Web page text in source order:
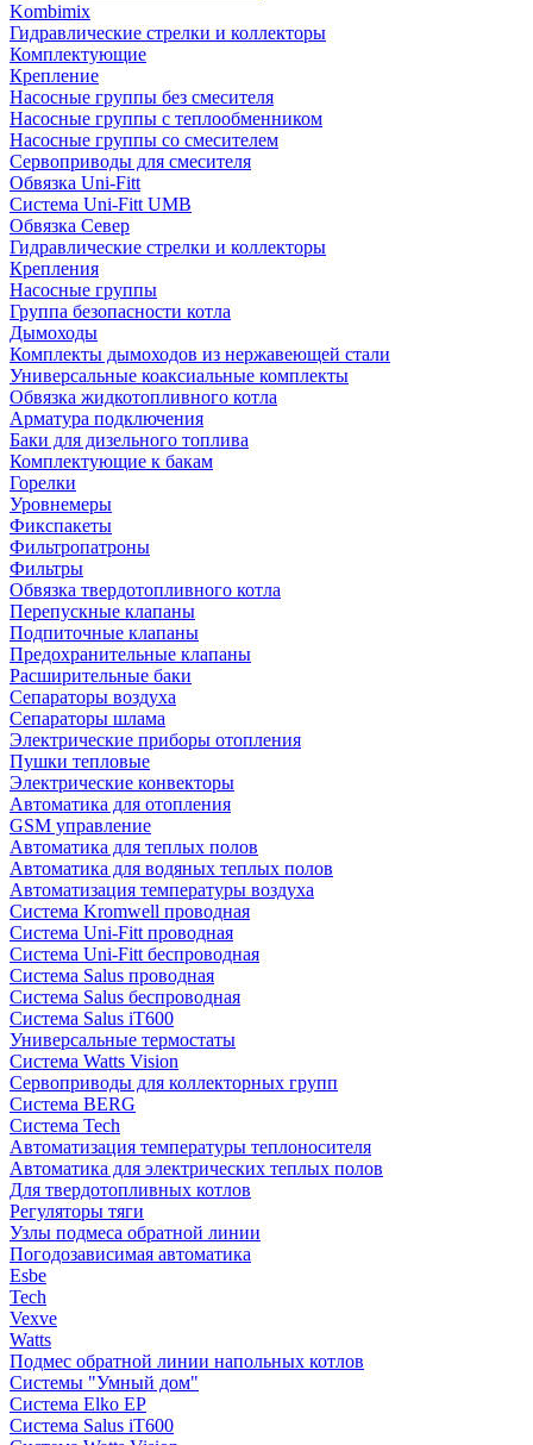
Kombimix
Гидравлические стрелки и коллекторы
Комплектующие
Крепление
Насосные группы без смесителя
Насосные группы с теплообменником
Насосные группы со смесителем
Сервоприводы для смесителя
Обвязка Uni-Fitt
Система Uni-Fitt UMB
Обвязка Север
Гидравлические стрелки и коллекторы
Крепления
Насосные группы
Группа безопасности котла
Дымоходы
Комплекты дымоходов из нержавеющей стали
Универсальные коаксиальные комплекты
Обвязка жидкотопливного котла
Арматура подключения
Баки для дизельного топлива
Комплектующие к бакам
Горелки
Уровнемеры
Фикспакеты
Фильтропатроны
Фильтры
Обвязка твердотопливного котла
Перепускные клапаны
Подпиточные клапаны
Предохранительные клапаны
Расширительные баки
Сепараторы воздуха
Сепараторы шлама
Электрические приборы отопления
Пушки тепловые
Электрические конвекторы
Автоматика для отопления
GSM управление
Автоматика для теплых полов
Автоматика для водяных теплых полов
Автоматизация температуры воздуха
Система Kromwell проводная
Система Uni-Fitt проводная
Система Uni-Fitt беспроводная
Система Salus проводная
Система Salus беспроводная
Система Salus iT600
Универсальные термостаты
Система Watts Vision
Сервоприводы для коллекторных групп
Система BERG
Система Tech
Автоматизация температуры теплоносителя
Автоматика для электрических теплых полов
Для твердотопливных котлов
Регуляторы тяги
Узлы подмеса обратной линии
Погодозависимая автоматика
Esbe
Tech
Vexve
Watts
Подмес обратной линии напольных котлов
Системы "Умный дом"
Система Elko EP
Система Salus iT600